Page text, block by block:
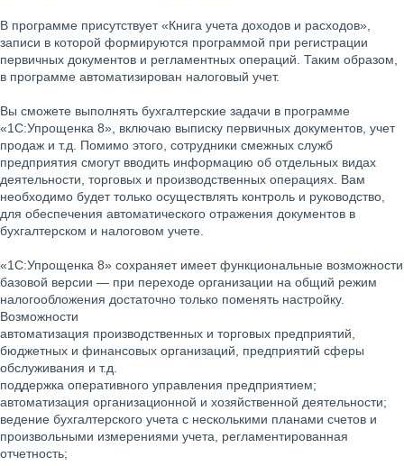
В программе присутствует «Книга учета доходов и расходов»,
записи в которой формируются программой при регистрации
первичных документов и регламентных операций. Таким образом,
в программе автоматизирован налоговый учет.
Вы сможете выполнять бухгалтерские задачи в программе
«1С:Упрощенка 8», включаю выписку первичных документов, учет
продаж и т.д. Помимо этого, сотрудники смежных служб
предприятия смогут вводить информацию об отдельных видах
деятельности, торговых и производственных операциях. Вам
необходимо будет только осуществлять контроль и руководство,
для обеспечения автоматического отражения документов в
бухгалтерском и налоговом учете.
«1С:Упрощенка 8» сохраняет имеет функциональные возможности
базовой версии — при переходе организации на общий режим
налогообложения достаточно только поменять настройку.
Возможности
автоматизация производственных и торговых предприятий,
бюджетных и финансовых организаций, предприятий сферы
обслуживания и т.д.
поддержка оперативного управления предприятием;
автоматизация организационной и хозяйственной деятельности;
ведение бухгалтерского учета с несколькими планами счетов и
произвольными измерениями учета, регламентированная
отчетность;